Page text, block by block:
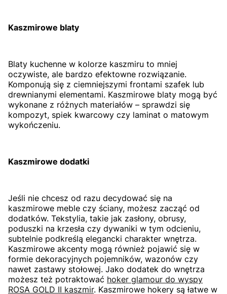
Kaszmirowe blaty
Blaty kuchenne w kolorze kaszmiru to mniej
oczywiste, ale bardzo efektowne rozwiązanie.
Komponują się z ciemniejszymi frontami szafek lub
drewnianymi elementami. Kaszmirowe blaty mogą być
wykonane z różnych materiałów – sprawdzi się
kompozyt, spiek kwarcowy czy laminat o matowym
wykończeniu.
Kaszmirowe dodatki
Jeśli nie chcesz od razu decydować się na
kaszmirowe meble czy ściany, możesz zacząć od
dodatków. Tekstylia, takie jak zasłony, obrusy,
poduszki na krzesła czy dywaniki w tym odcieniu,
subtelnie podkreślą elegancki charakter wnętrza.
Kaszmirowe akcenty mogą również pojawić się w
formie dekoracyjnych pojemników, wazonów czy
nawet zastawy stołowej. Jako dodatek do wnętrza
możesz też potraktować hoker glamour do wyspy
ROSA GOLD II kaszmir. Kaszmirowe hokery są łatwe w